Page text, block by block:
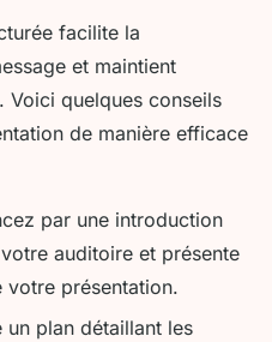
facilite la
et maintient
. Voici quelques conseils
de manière efficace
par une introduction
auditoire et présente
présentation.
un plan détaillant les